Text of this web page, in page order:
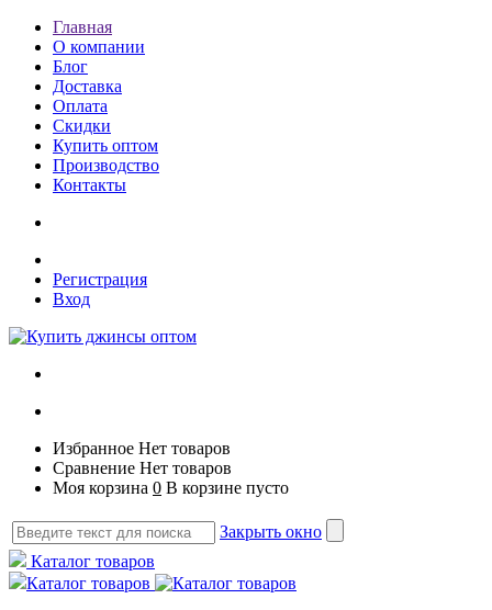
Главная
О компании
Блог
Доставка
Оплата
Скидки
Купить оптом
Производство
Контакты
Регистрация
Вход
Избранное Нет товаров
Сравнение Нет товаров
Моя корзина 0 В корзине пусто
Закрыть окно
Каталог товаров
Каталог товаров